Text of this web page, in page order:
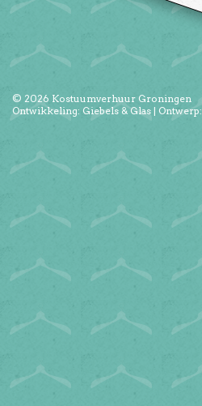
© 2026 Kostuumverhuur Groningen
Ontwikkeling: Giebels & Glas | Ontwerp: